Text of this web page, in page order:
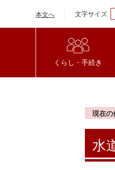
本文へ 文字サイズ
くらし・手続き
現在の
水